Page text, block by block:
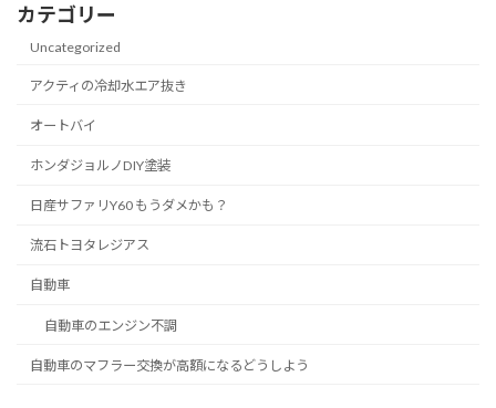
カテゴリー
Uncategorized
アクティの冷却水エア抜き
オートバイ
ホンダジョルノDIY塗装
日産サファリY60 もうダメかも？
流石トヨタレジアス
自動車
自動車のエンジン不調
自動車のマフラー交換が高額になるどうしよう